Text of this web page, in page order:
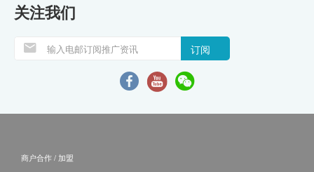
关注我们
订阅
商户合作 / 加盟